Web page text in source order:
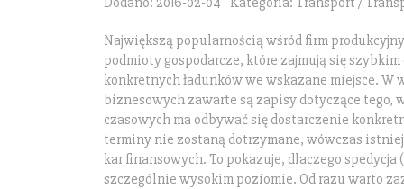
Największą popularnością wśród firm
podmioty gospodarcze, które zajmują się
konkretnych ładunków we wskazane miejsce. W
biznesowych zawarte są zapisy dotyczące tego,
czasowych ma odbywać się dostarczenie
terminy nie zostaną dotrzymane, wówczas
kar finansowych. To pokazuje, dlaczego spedycja
szczególnie wysokim poziomie. Od razu warto